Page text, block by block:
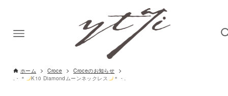
ホーム Croce
Croceのお知らせ
.・＊
K10 Diamondムーンネックレス ＊・.